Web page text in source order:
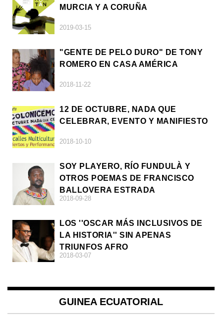
MURCIA Y A CORUÑA
2019-03-15
"GENTE DE PELO DURO" DE TONY
ROMERO EN CASA AMÉRICA
2018-11-22
12 DE OCTUBRE, NADA QUE
CELEBRAR, EVENTO Y MANIFIESTO
2018-10-10
SOY PLAYERO, RÍO FUNDULÀ Y
OTROS POEMAS DE FRANCISCO
BALLOVERA ESTRADA
2018-09-28
LOS ''OSCAR MÁS INCLUSIVOS DE
LA HISTORIA'' SIN APENAS
TRIUNFOS AFRO
2018-03-07
GUINEA ECUATORIAL